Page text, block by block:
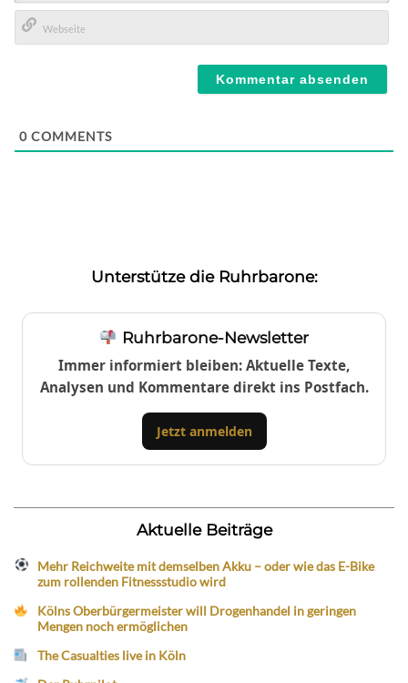
E-
Mail*
0 COMMENTS
Unterstütze die Ruhrbarone:
Ruhrbarone-Newsletter
Immer informiert bleiben: Aktuelle Texte,
Analysen und Kommentare direkt ins Postfach.
Jetzt anmelden
Aktuelle Beiträge
Mehr Reichweite mit demselben Akku – oder wie das E-Bike
zum rollenden Fitnessstudio wird
Kölns Oberbürgermeister will Drogenhandel in geringen
Mengen noch ermöglichen
The Casualties live in Köln